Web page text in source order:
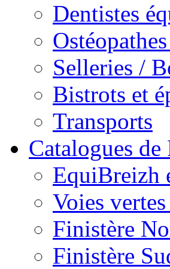
Dentistes
Selleries /
Bistrots et
Transports
Catalogues de
EquiBreizh
Voies
Finistère
Finistère